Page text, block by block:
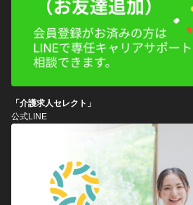
「介護求人セレクト」
公式LINE